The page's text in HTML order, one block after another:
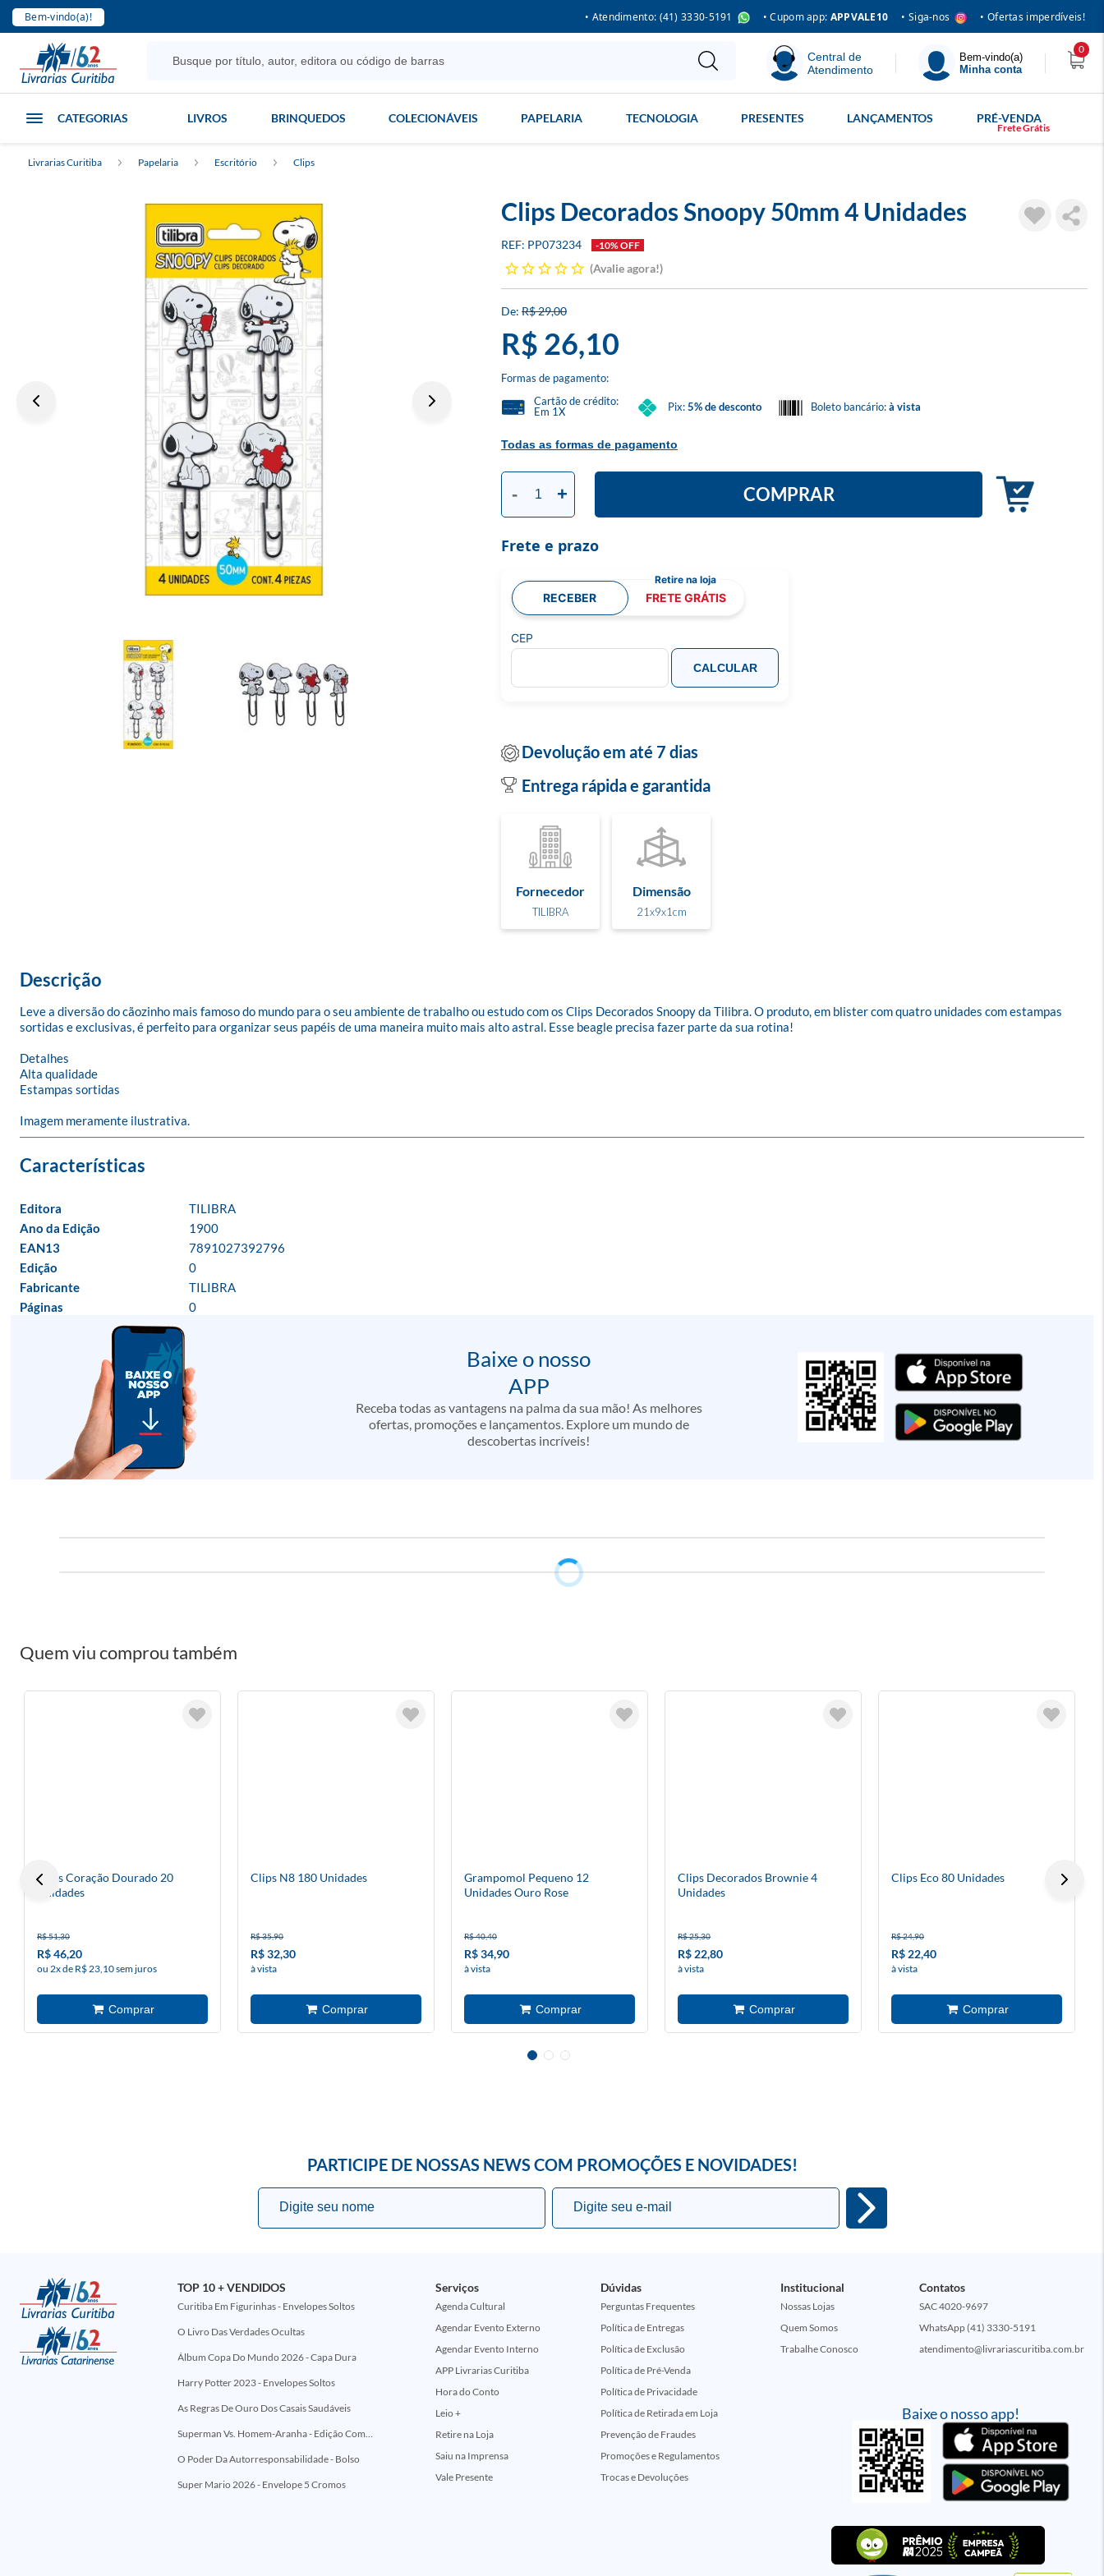
Bem-vindo(a)! • Atendimento: (41) 3330-5191 • Cupom app: APPVALE10 • Siga-nos • Ofertas imperdíveis!
Central de
Atendimento
Bem-vindo(a)
Minha conta
0
CATEGORIAS LIVROS BRINQUEDOS COLECIONÁVEIS PAPELARIA TECNOLOGIA PRESENTES LANÇAMENTOS PRÉ-VENDA
Livrarias Curitiba Papelaria Escritório Clips
Clips Decorados Snoopy 50mm 4 Unidades
PP073234 -10% OFF
Avalie agora!
R$ 29,00
R$ 26,10
Formas de pagamento:
Todas as formas de pagamento
Cartão de crédito:
Em 1X
Pix:5% de desconto Boleto bancário:à vista
- + COMPRAR
Frete e prazo
RECEBER FRETE GRÁTIS
CEP
CALCULAR
Devolução em até 7 dias
Entrega rápida e garantida
Fornecedor
TILIBRA
Dimensão
21x9x1cm
Descrição
Leve a diversão do cãozinho mais famoso do mundo para o seu ambiente de trabalho ou estudo com os Clips Decorados Snoopy da Tilibra. O produto, em blister com quatro unidades com estampas
sortidas e exclusivas, é perfeito para organizar seus papéis de uma maneira muito mais alto astral. Esse beagle precisa fazer parte da sua rotina!
Detalhes
Alta qualidade
Estampas sortidas
Imagem meramente ilustrativa.
Editora
TILIBRA
Ano da Edição
1900
EAN13
7891027392796
Edição
0
Fabricante
TILIBRA
Páginas
0
Baixe o nosso
APP
Receba todas as vantagens na palma da sua mão! As melhores
ofertas, promoções e lançamentos. Explore um mundo de
descobertas incríveis!
Quem viu comprou também
Clips Coração Dourado 20
Unidades
R$ 51,30
R$ 46,20
ou 2x de R$ 23,10 sem juros
Clips N8 180 Unidades
R$ 35,90
R$ 32,30
à vista
Grampomol Pequeno 12
Unidades Ouro Rose
R$ 40,40
R$ 34,90
à vista
Clips Decorados Brownie 4
Unidades
R$ 25,30
R$ 22,80
à vista
Clips Eco 80 Unidades
R$ 24,90
R$ 22,40
à vista
PARTICIPE DE NOSSAS NEWS COM PROMOÇÕES E NOVIDADES!
Baixe o nosso app!
TOP 10 + VENDIDOS
Curitiba Em Figurinhas - Envelopes Soltos
O Livro Das Verdades Ocultas
Álbum Copa Do Mundo 2026 - Capa Dura
Harry Potter 2023 - Envelopes Soltos
As Regras De Ouro Dos Casais Saudáveis
Superman Vs. Homem-Aranha - Edição Comemorativa 50 Anos (Encontros Clássicos Dc E Marvel)
O Poder Da Autorresponsabilidade - Bolso
Super Mario 2026 - Envelope 5 Cromos
Serviços
Agenda Cultural
Agendar Evento Externo
Agendar Evento Interno
APP Livrarias Curitiba
Hora do Conto
Leio +
Retire na Loja
Saiu na Imprensa
Vale Presente
Dúvidas
Perguntas Frequentes
Política de Entregas
Política de Exclusão
Política de Pré-Venda
Política de Privacidade
Política de Retirada em Loja
Prevenção de Fraudes
Promoções e Regulamentos
Trocas e Devoluções
Institucional
Nossas Lojas
Quem Somos
Trabalhe Conosco
Contatos
SAC 4020-9697
WhatsApp (41) 3330-5191
atendimento@livrariascuritiba.com.br